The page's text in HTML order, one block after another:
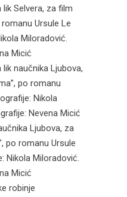
Selvera, za film
Ursule Le
Miloradović.
Micić
naučnika Ljubova,
po romanu
Nikola
Nevena Micić
Ljubova, za
po romanu Ursule
Nikola Miloradović.
Micić
robinje